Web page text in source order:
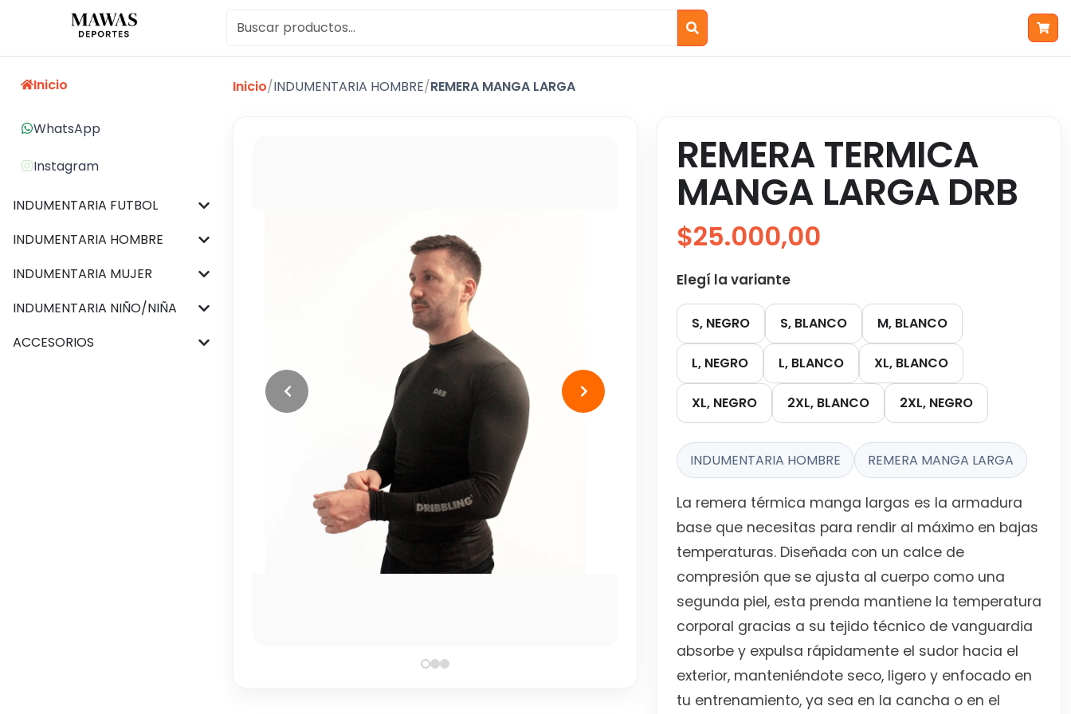
Inicio
WhatsApp
Instagram
INDUMENTARIA FUTBOL
INDUMENTARIA HOMBRE
INDUMENTARIA MUJER
INDUMENTARIA NIÑO/NIÑA
ACCESORIOS
Inicio/INDUMENTARIA HOMBRE/REMERA MANGA LARGA
REMERA TERMICA
MANGA LARGA DRB
$25.000,00
Elegí la variante
S, NEGRO S, BLANCO M, BLANCO
L, NEGRO L, BLANCO XL, BLANCO
XL, NEGRO 2XL, BLANCO 2XL, NEGRO
INDUMENTARIA HOMBRE REMERA MANGA LARGA
La remera térmica manga largas es la armadura
base que necesitas para rendir al máximo en bajas
temperaturas. Diseñada con un calce de
compresión que se ajusta al cuerpo como una
segunda piel, esta prenda mantiene la temperatura
corporal gracias a su tejido técnico de vanguardia
absorbe y expulsa rápidamente el sudor hacia el
exterior, manteniéndote seco, ligero y enfocado en
tu entrenamiento, ya sea en la cancha o en el